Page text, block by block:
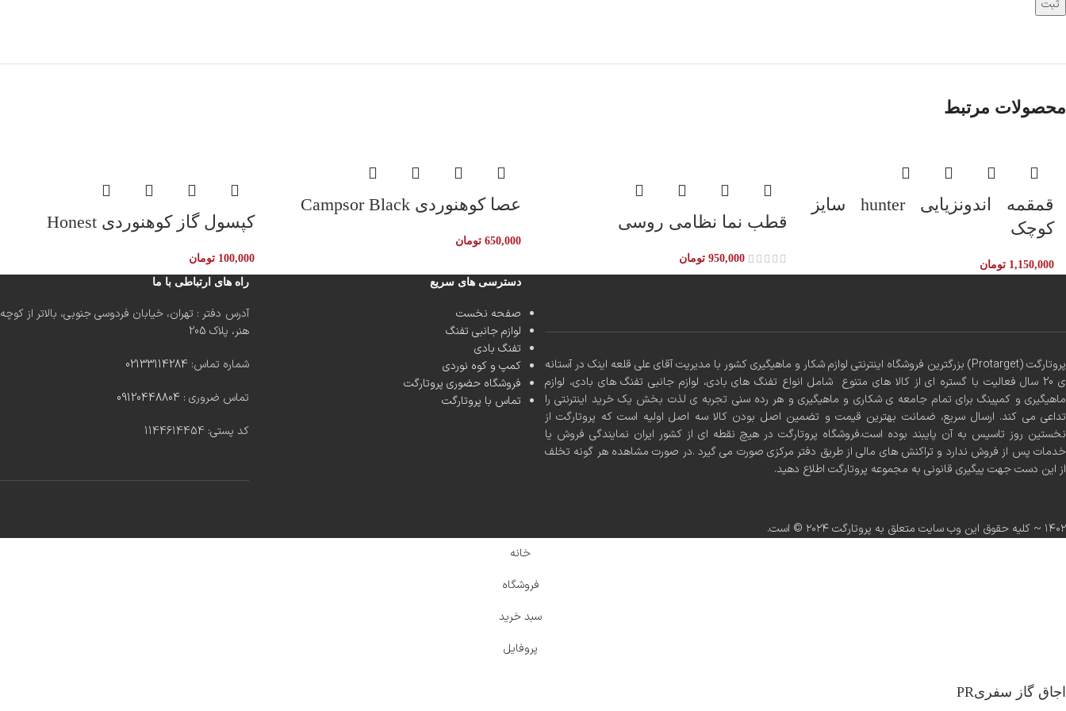
محصولات مرتبط
قمقمه اندونزیایی hunter سایز
کوچک
1,150,000 تومان
قطب نما نظامی روسی
950,000 تومان
عصا کوهنوردی Campsor Black
650,000 تومان
کپسول گاز کوهنوردی Honest
100,000 تومان
پروتارگت (Protarget) بزرگترین فروشگاه اینترنتی لوازم شکار و ماهیگیری کشور با مدیریت آقای علی قلعه اینک در آستانه
ی 20 سال فعالیت با گستره ای از کالا های متنوع شامل انواع تفنگ های بادی، لوازم جانبی تفنگ های بادی، لوازم
ماهیگیری و کمپینگ برای تمام جامعه ی شکاری و ماهیگیری و هر رده سنی تجربه ی لذت بخش یک خرید اینترنتی را
تداعی می کند. ارسال سریع، ضمانت بهترین قیمت و تضمین اصل بودن کالا سه اصل اولیه است که پروتارگت از
نخستین روز تاسیس به آن پایبند بوده است.فروشگاه پروتارگت در هیچ نقطه ای از کشور ایران نمایندگی فروش یا
خدمات پس از فروش ندارد و تراکنش های مالی از طریق دفتر مرکزی صورت می گیرد .در صورت مشاهده هر گونه تخلف
از این دست جهت پیگیری قانونی به مجموعه پروتارگت اطلاع دهید.
دسترسی های سریع
صفحه نخست
لوازم جانبی تفنگ
تفنگ بادی
کمپ و کوه نوردی
فروشگاه حضوری پروتارگت
تماس با پروتارگت
راه های ارتباطی با ما
آدرس دفتر : تهران، خیابان فردوسی جنوبی، بالاتر از کوچه
هنر، پلاک 205
شماره تماس: 02133114284
تماس ضروری : 09120448804
کد پستی: 1144614454
۱۴۰۲ ~ کلیه حقوق این وب سایت متعلق به پروتارگت ۲۰۲۴ ©️ است.
خانه
فروشگاه
سبد خرید
پروفایل
اجاق گاز سفریPR